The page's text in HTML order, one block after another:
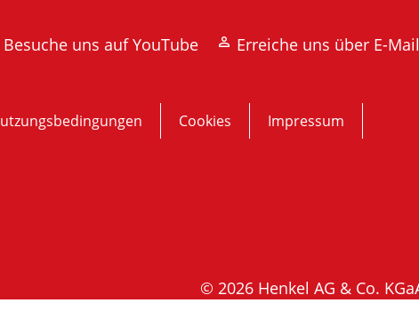
Besuche uns auf YouTube
Erreiche uns über E-Mail
Cookies
Impressum
© 2026 Henkel AG & Co.